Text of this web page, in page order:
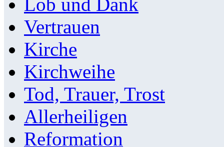
Lob und Dank
Vertrauen
Kirche
Kirchweihe
Tod, Trauer, Trost
Allerheiligen
Reformation